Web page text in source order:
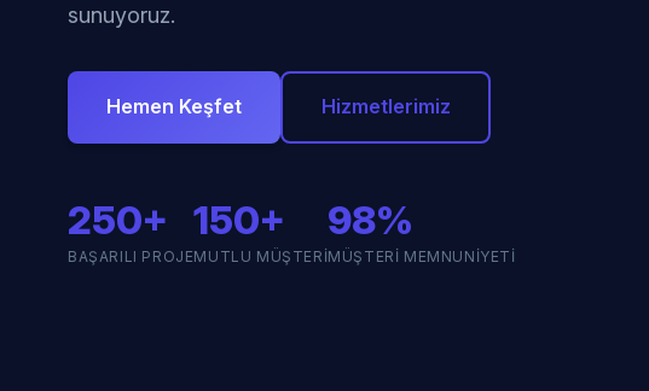
sunuyoruz.
Hemen Keşfet Hizmetlerimiz
250+
BAŞARILI PROJE
150+
MUTLU MÜŞTERI
98%
MÜŞTERI MEMNUNIYETI